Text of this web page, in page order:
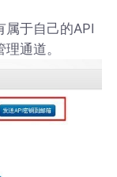
属于自己的API
通道。